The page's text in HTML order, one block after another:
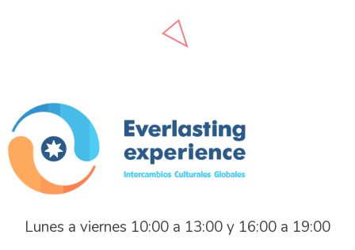
Lunes a viernes 10:00 a 13:00 y 16:00 a 19:00